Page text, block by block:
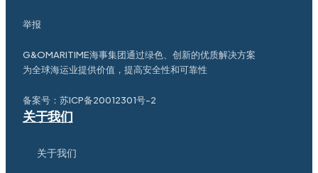
举报
G&OMARITIME海事集团通过绿色、创新的优质解决方案
为全球海运业提供价值，提高安全性和可靠性
备案号： 苏ICP备20012301号-2
关于我们
关于我们